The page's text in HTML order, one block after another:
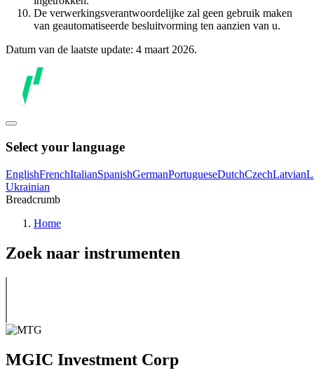
De verwerkingsverantwoordelijke zal geen gebruik maken
van geautomatiseerde besluitvorming ten aanzien van u.
Datum van de laatste update: 4 maart 2026.
Select your language
EnglishFrenchItalianSpanishGermanPortugueseDutchCzechLatvian
Ukrainian
Breadcrumb
Home
Zoek naar instrumenten
MGIC Investment Corp